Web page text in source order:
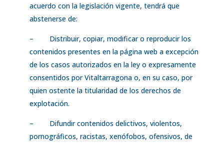
acuerdo con la legislación vigente, tendrá que
abstenerse de:
– Distribuir, copiar, modificar o reproducir los
contenidos presentes en la página web a excepción
de los casos autorizados en la ley o expresamente
consentidos por Vitaltarragona o, en su caso, por
quien ostente la titularidad de los derechos de
explotación.
– Difundir contenidos delictivos, violentos,
pornográficos, racistas, xenófobos, ofensivos, de